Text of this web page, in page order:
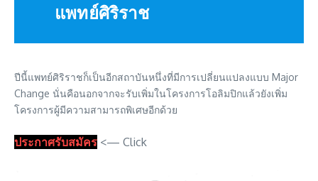
แพทย์ศิริราช
ปีนี้แพทย์ศิริราชก็เป็นอีกสถาบันหนึ่งที่มีการเปลี่ยนแปลงแบบ Major
Change นั่นคือนอกจากจะรับเพิ่มในโครงการโอลิมปิกแล้วยังเพิ่ม
โครงการผู้มีความสามารถพิเศษอีกด้วย
ประกาศรับสมัคร <— Click